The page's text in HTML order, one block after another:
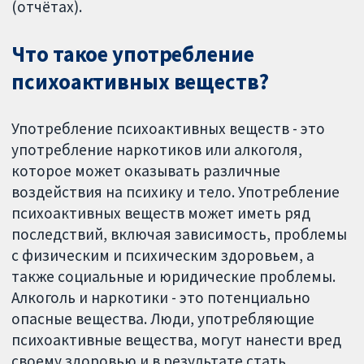
(отчётах).
Что такое употребление
психоактивных веществ?
Употребление психоактивных веществ - это
употребление наркотиков или алкоголя,
которое может оказывать различные
воздействия на психику и тело. Употребление
психоактивных веществ может иметь ряд
последствий, включая зависимость, проблемы
с физическим и психическим здоровьем, а
также социальные и юридические проблемы.
Алкоголь и наркотики - это потенциально
опасные вещества. Люди, употребляющие
психоактивные вещества, могут нанести вред